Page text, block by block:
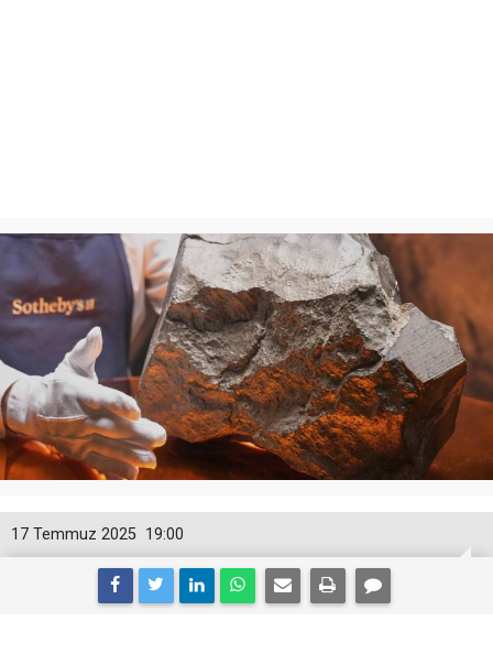
19:00
17 Temmuz 2025